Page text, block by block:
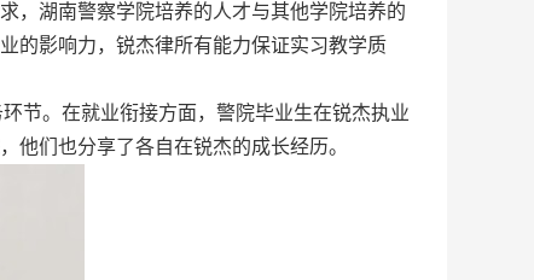
，湖南警察学院培养的人才与其他学院培养的
的影响力，锐杰律所有能力保证实习教学质
节。在就业衔接方面，警院毕业生在锐杰执业
他们也分享了各自在锐杰的成长经历。